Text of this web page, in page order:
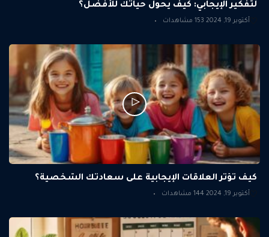
لتفكير الإيجابي: كيف يحول حياتك للأفضل؟
أكتوبر 19, 2024 153 مشاهدات
كيف تؤثر العلاقات الإيجابية على سعادتك الشخصية؟
أكتوبر 19, 2024 144 مشاهدات